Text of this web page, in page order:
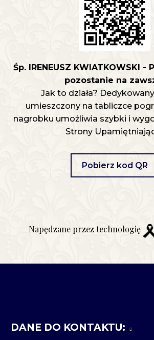
Śp. IRENEUSZ KWIATKOWSKI -
pozostanie na
Jak to działa?
umieszczony na tabliczce
nagrobku umożliwia szybki i
Strony
Pobierz kod QR
Napędzane przez technologię
DANE DO KONTAKTU: